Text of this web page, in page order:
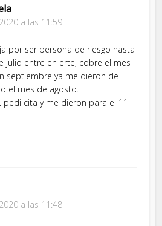
a las 11:59
por ser persona de riesgo hasta
julio entre en erte, cobre el mes
septiembre ya me dieron de
el mes de agosto.
cita y me dieron para el 11
a las 11:48